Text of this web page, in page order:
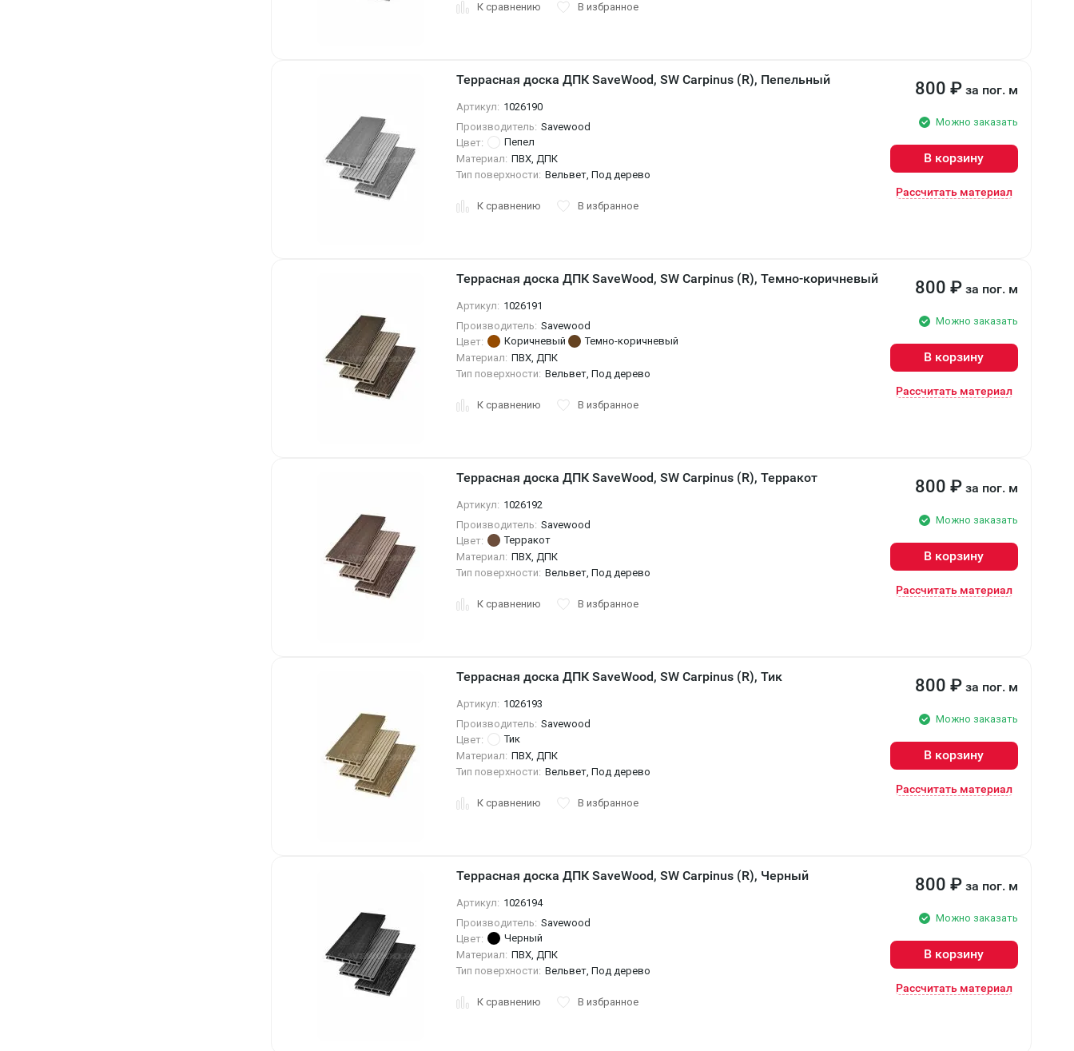
К сравнению В избранное
Террасная доска ДПК SaveWood, SW Carpinus (R), Пепельный
Артикул: 1026190
Производитель: Savewood
Цвет:
Пепел
Материал: ПВХ, ДПК
Тип поверхности: Вельвет, Под дерево
К сравнению В избранное
800 ₽ за пог. м
Можно заказать
В корзину
Рассчитать материал
Террасная доска ДПК SaveWood, SW Carpinus (R), Темно-коричневый
Артикул: 1026191
Производитель: Savewood
Цвет:
Коричневый
Темно-коричневый
Материал: ПВХ, ДПК
Тип поверхности: Вельвет, Под дерево
К сравнению В избранное
800 ₽ за пог. м
Можно заказать
В корзину
Рассчитать материал
Террасная доска ДПК SaveWood, SW Carpinus (R), Терракот
Артикул: 1026192
Производитель: Savewood
Цвет:
Терракот
Материал: ПВХ, ДПК
Тип поверхности: Вельвет, Под дерево
К сравнению В избранное
800 ₽ за пог. м
Можно заказать
В корзину
Рассчитать материал
Террасная доска ДПК SaveWood, SW Carpinus (R), Тик
Артикул: 1026193
Производитель: Savewood
Цвет:
Тик
Материал: ПВХ, ДПК
Тип поверхности: Вельвет, Под дерево
К сравнению В избранное
800 ₽ за пог. м
Можно заказать
В корзину
Рассчитать материал
Террасная доска ДПК SaveWood, SW Carpinus (R), Черный
Артикул: 1026194
Производитель: Savewood
Цвет:
Черный
Материал: ПВХ, ДПК
Тип поверхности: Вельвет, Под дерево
К сравнению В избранное
800 ₽ за пог. м
Можно заказать
В корзину
Рассчитать материал